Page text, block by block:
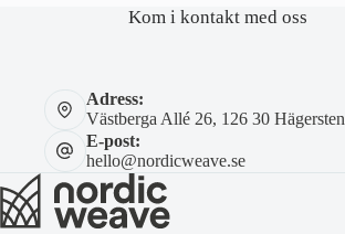
Kom i kontakt med oss
Adress:
Västberga Allé 26, 126 30 Hägersten
E-post:
hello@nordicweave.se